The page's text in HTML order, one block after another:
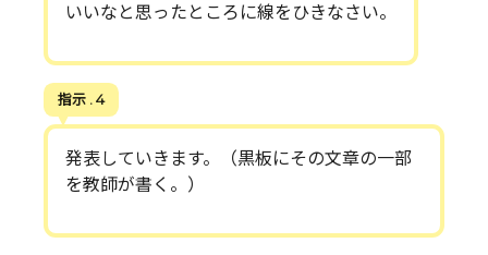
いいなと思ったところに線をひきなさい。
指示 . 4
発表していきます。（黒板にその文章の一部
を教師が書く。）